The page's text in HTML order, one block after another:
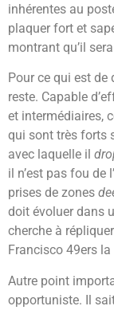
inhérentes au
plaquer fort et
montrant qu’il
Pour ce qui est de
reste. Capable
et intermédiaires,
qui sont très forts
avec laquelle il
il n’est pas fou de
prises de zones
doit évoluer dans
cherche à
Francisco 49ers
Autre point
opportuniste. Il